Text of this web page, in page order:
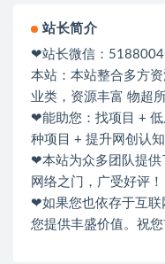
站长简介
❤站长微信：5188004
本站：本站整合多方
业类，资源丰富 物超所
❤能助您：找项目 +
种项目 + 提升网创认知
❤本站为众多团队提供
网络之门，广受好评！
❤如果您也依存于互联
您提供丰盛价值。祝您